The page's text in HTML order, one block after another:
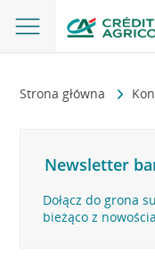
Strona główna
Newsletter
Dołącz do grona
bieżąco z